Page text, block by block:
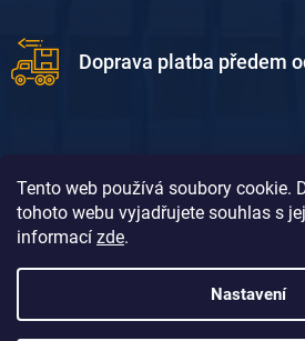
Tento web používá soubory cookie.
tohoto webu vyjadřujete souhlas s
informací zde.
Nastavení
Doprava platba předem
Doprava platba dobírkou